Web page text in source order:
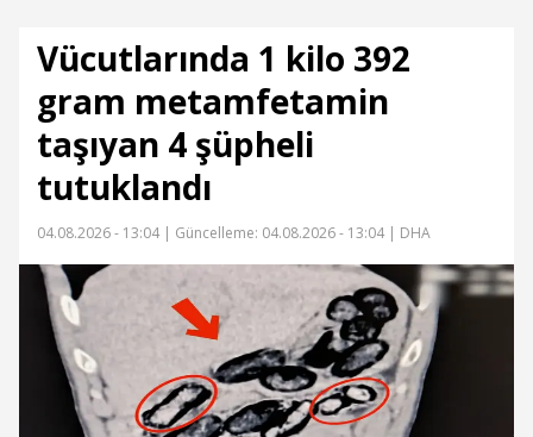
Vücutlarında 1 kilo 392
gram metamfetamin
taşıyan 4 şüpheli
tutuklandı
04.08.2026 - 13:04 | Güncelleme: 04.08.2026 - 13:04 | DHA